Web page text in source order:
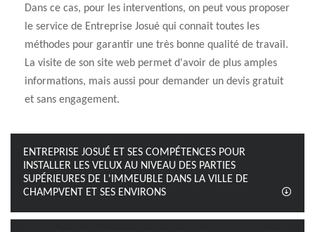
Dans ce cas, pour les interventions, on peut vous proposer
le service de Entreprise Josué qui connait toutes les
méthodes pour garantir une très bonne qualité de travail.
La visite de son site web permet d'avoir de plus amples
informations, mais aussi pour demander un devis gratuit
et sans engagement.
ENTREPRISE JOSUÉ ET SES COMPÉTENCES POUR
INSTALLER LES VELUX AU NIVEAU DES PARTIES
SUPÉRIEURES DE L'IMMEUBLE DANS LA VILLE DE
CHAMPVENT ET SES ENVIRONS